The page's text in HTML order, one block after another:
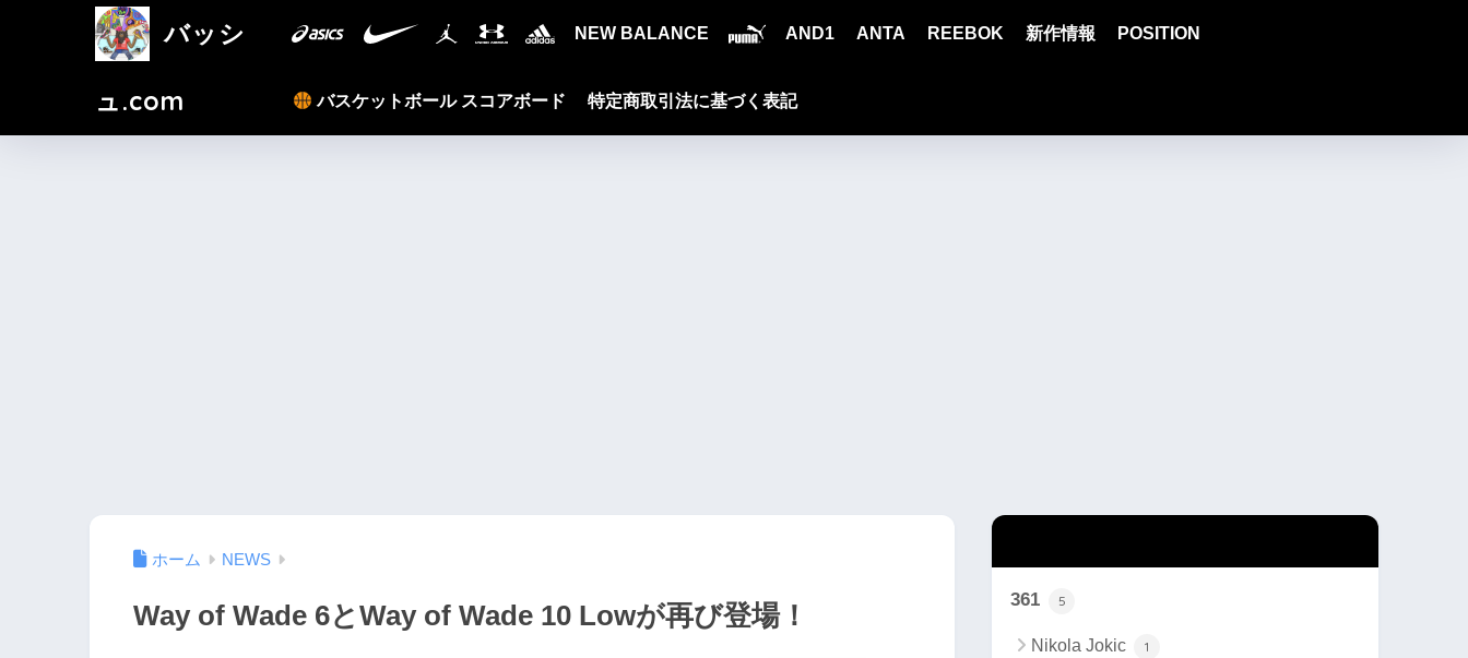
バッシ
ュ.com
NEW BALANCE AND1 ANTA REEBOK 新作情報 POSITION
バスケットボール スコアボード 特定商取引法に基づく表記
ホーム NEWS
Way of Wade 6とWay of Wade 10 Lowが再び登場！
361 5
Nikola Jokic 1